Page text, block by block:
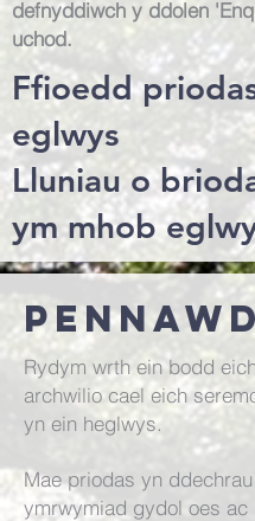
defnyddiwch y ddolen
uchod.
Ffioedd
eglwys
Lluniau o
ym mhob
Rydym wrth ein bodd
archwilio cael eich
yn ein heglwys.
Mae priodas yn ddechrau
ymrwymiad gydol oes ac